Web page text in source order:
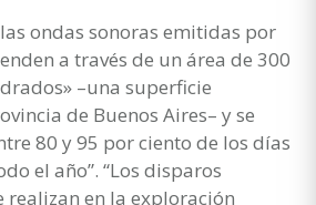
ondas sonoras emitidas por
a través de un área de 300
–una superficie
de Buenos Aires– y se
80 y 95 por ciento de los días
el año”. “Los disparos
realizan en la exploración